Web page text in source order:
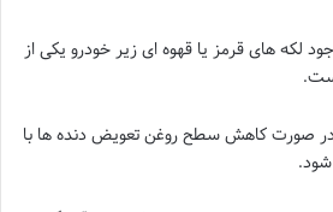
لکه های قرمز یا قهوه ای زیر خودرو یکی از
صورت کاهش سطح روغن تعویض دنده ها با